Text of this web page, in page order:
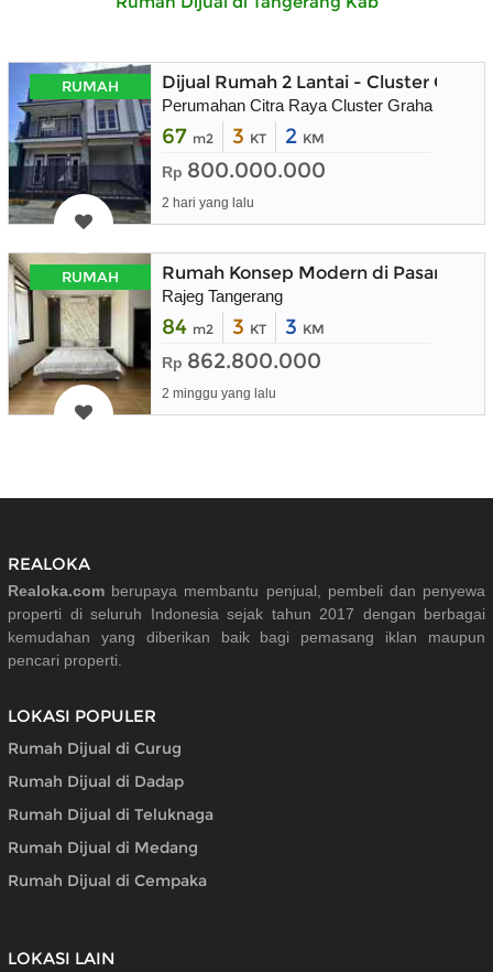
RUMAH Dijual Rumah 2 Lantai - Cluster Graha
Perumahan Citra Raya Cluster Graha
67 m2 3 KT 2 KM
Rp 800.000.000
2 hari yang lalu
RUMAH Rumah Konsep Modern di Pasar
Rajeg Tangerang
84 m2 3 KT 3 KM
Rp 862.800.000
2 minggu yang lalu
REALOKA
Realoka.com berupaya membantu penjual, pembeli dan penyewa
properti di seluruh Indonesia sejak tahun 2017 dengan berbagai
kemudahan yang diberikan baik bagi pemasang iklan maupun
pencari properti.
LOKASI POPULER
Rumah Dijual di Curug
Rumah Dijual di Dadap
Rumah Dijual di Teluknaga
Rumah Dijual di Medang
Rumah Dijual di Cempaka
LOKASI LAIN